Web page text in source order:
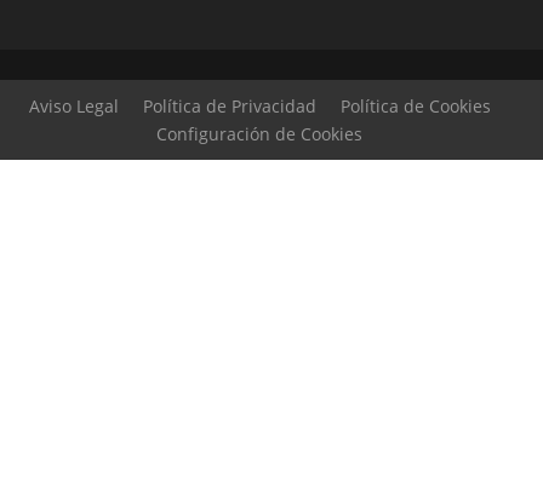
Aviso Legal Política de Privacidad
Política de Cookies
Configuración de Cookies